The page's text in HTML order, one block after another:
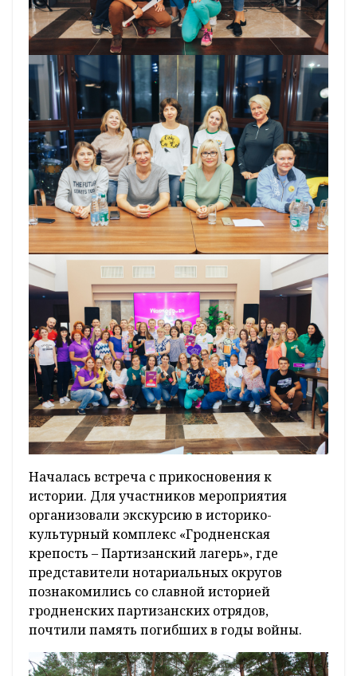
Началась встреча с прикосновения к
истории. Для участников мероприятия
организовали экскурсию в историко-
культурный комплекс «Гродненская
крепость – Партизанский лагерь», где
представители нотариальных округов
познакомились со славной историей
гродненских партизанских отрядов,
почтили память погибших в годы войны.